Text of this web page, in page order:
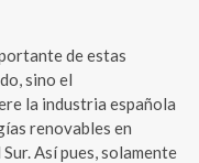
de estas
sino el
la industria española
renovables en
Así pues, solamente